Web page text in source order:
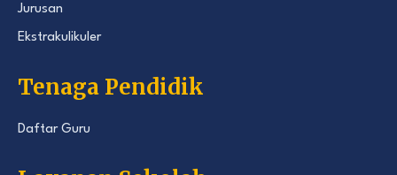
Jurusan
Ekstrakulikuler
Tenaga Pendidik
Daftar Guru